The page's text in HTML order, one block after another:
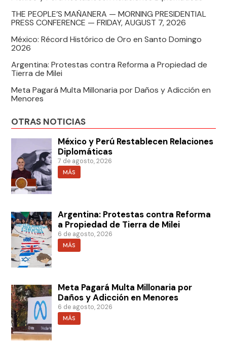
THE PEOPLE’S MAÑANERA — MORNING PRESIDENTIAL
PRESS CONFERENCE — FRIDAY, AUGUST 7, 2026
México: Récord Histórico de Oro en Santo Domingo
2026
Argentina: Protestas contra Reforma a Propiedad de
Tierra de Milei
Meta Pagará Multa Millonaria por Daños y Adicción en
Menores
OTRAS NOTICIAS
México y Perú Restablecen Relaciones
Diplomáticas
7 de agosto, 2026
MÁS
Argentina: Protestas contra Reforma
a Propiedad de Tierra de Milei
6 de agosto, 2026
MÁS
Meta Pagará Multa Millonaria por
Daños y Adicción en Menores
6 de agosto, 2026
MÁS